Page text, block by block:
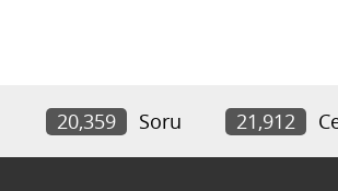
20,359 Soru 21,912